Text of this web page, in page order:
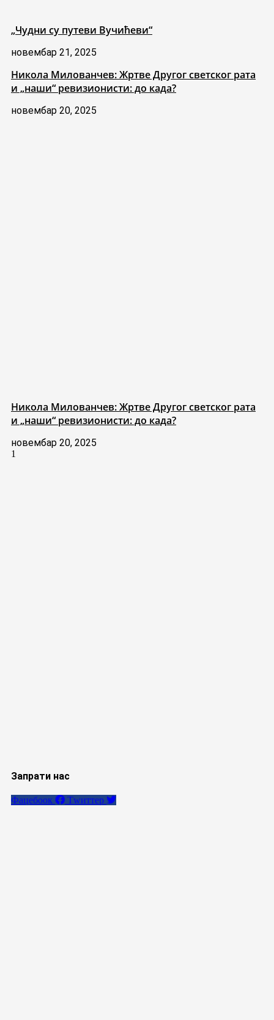
„Чудни су путеви Вучићеви“
новембар 21, 2025
Никола Милованчев: Жртве Другог светског рата
и „наши“ ревизионисти: до када?
новембар 20, 2025
Никола Милованчев: Жртве Другог светског рата
и „наши“ ревизионисти: до када?
новембар 20, 2025
Запрати нас
Фацебоок Тwиттер